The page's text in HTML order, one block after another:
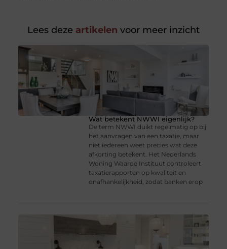
Lees deze artikelen voor meer inzicht
Wat betekent NWWI eigenlijk?
De term NWWI duikt regelmatig op bij
het aanvragen van een taxatie, maar
niet iedereen weet precies wat deze
afkorting betekent. Het Nederlands
Woning Waarde Instituut controleert
taxatierapporten op kwaliteit en
onafhankelijkheid, zodat banken erop